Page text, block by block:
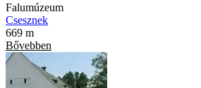
Falumúzeum
Csesznek
669 m
Bővebben